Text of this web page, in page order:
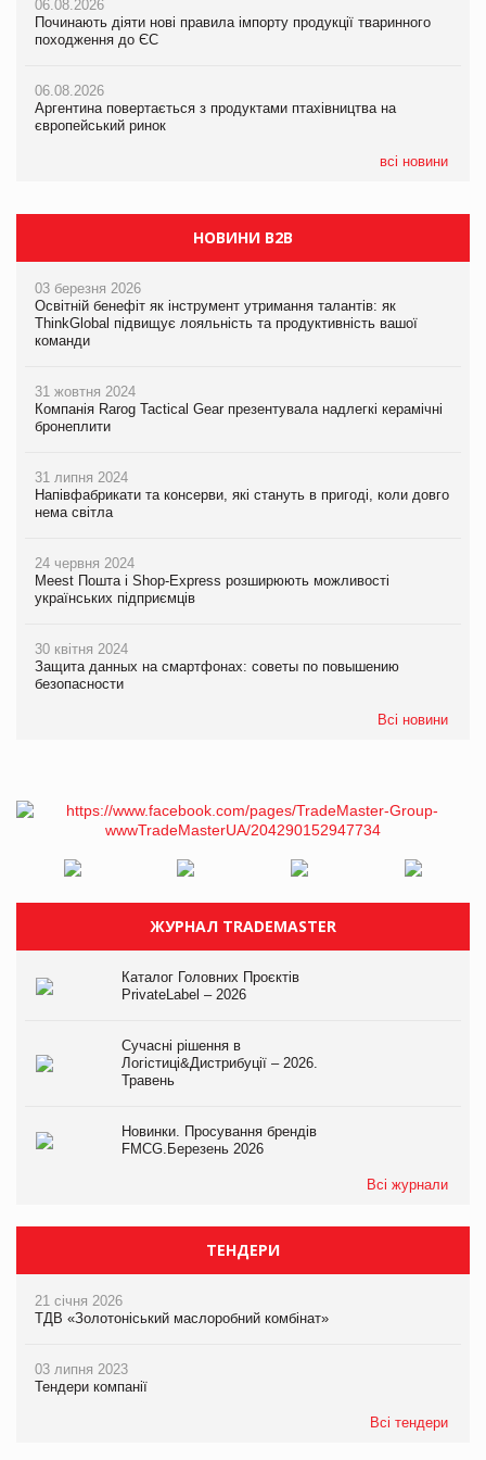
06.08.2026
Починають діяти нові правила імпорту продукції тваринного
походження до ЄС
06.08.2026
Аргентина повертається з продуктами птахівництва на
європейський ринок
всі новини
06.08.2026
Починають діяти нові правила імпорту продукції тваринного
походження до ЄС
06.08.2026
Аргентина повертається з продуктами птахівництва на
європейський ринок
06.08.2026
Починають діяти нові правила імпорту продукції тваринного
походження до ЄС
06.08.2026
Аргентина повертається з продуктами птахівництва на
європейський ринок
НОВИНИ B2B
03 березня 2026
Освітній бенефіт як інструмент утримання талантів: як
ThinkGlobal підвищує лояльність та продуктивність вашої
команди
31 жовтня 2024
Компанія Rarog Tactical Gear презентувала надлегкі керамічні
бронеплити
31 липня 2024
Напівфабрикати та консерви, які стануть в пригоді, коли довго
нема світла
24 червня 2024
Meest Пошта і Shop-Express розширюють можливості
українських підприємців
30 квітня 2024
Защита данных на смартфонах: советы по повышению
безопасности
Всі новини
ЖУРНАЛ TRADEMASTER
Каталог Головних Проєктів
PrivateLabel – 2026
Сучасні рішення в
Логістиці&Дистрибуції – 2026.
Травень
Новинки. Просування брендів
FMCG.Березень 2026
Всі журнали
ТЕНДЕРИ
21 січня 2026
ТДВ «Золотоніський маслоробний комбінат»
03 липня 2023
Тендери компанії
Всі тендери